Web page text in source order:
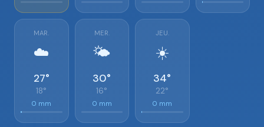
MAR.
☁️
27°
18°
0 mm
MER.
🌤️
30°
16°
0 mm
JEU.
☀️
34°
22°
0 mm